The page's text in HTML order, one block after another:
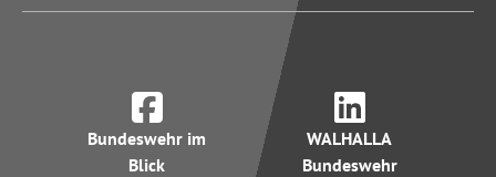
Bundeswehr im
Blick
WALHALLA
Bundeswehr